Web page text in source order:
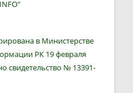
в Министерстве
РК 19 февраля
свидетельство № 13391-